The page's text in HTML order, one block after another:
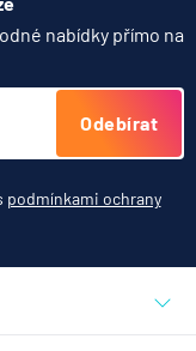
nabídky přímo na
Odebírat
podmínkami ochrany